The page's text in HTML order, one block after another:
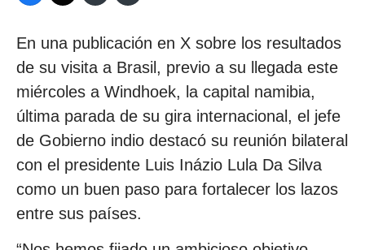
En una publicación en X sobre los resultados
de su visita a Brasil, previo a su llegada este
miércoles a Windhoek, la capital namibia,
última parada de su gira internacional, el jefe
de Gobierno indio destacó su reunión bilateral
con el presidente Luis Inázio Lula Da Silva
como un buen paso para fortalecer los lazos
entre sus países.